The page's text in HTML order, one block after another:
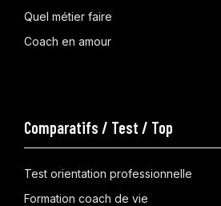
Quel métier faire
Coach en amour
Comparatifs / Test / Top
Test orientation professionnelle
Formation coach de vie